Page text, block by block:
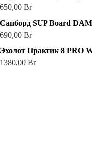
650,00 Br
Сапборд SUP Board
690,00 Br
Эхолот Практик 8 PRO
1380,00 Br